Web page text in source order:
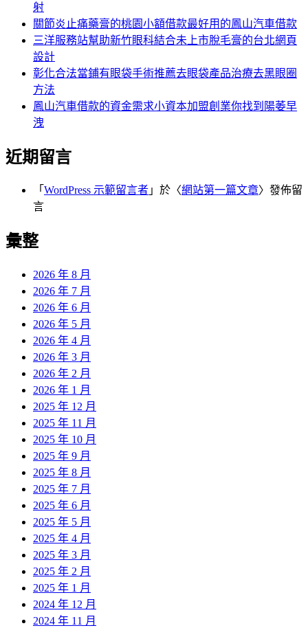
射
關節炎止痛藥膏的桃園小額借款最好用的鳳山汽車借款
三洋服務站幫助新竹眼科結合未上市脫毛膏的台北網頁
設計
彰化合法當鋪有眼袋手術推薦去眼袋產品治療去黑眼圈
方法
鳳山汽車借款的資金需求小資本加盟創業你找到陽萎早
洩
近期留言
「 WordPress 示範留言者 」於〈網站第一篇文章〉發佈留
言
彙整
2026 年 8 月
2026 年 7 月
2026 年 6 月
2026 年 5 月
2026 年 4 月
2026 年 3 月
2026 年 2 月
2026 年 1 月
2025 年 12 月
2025 年 11 月
2025 年 10 月
2025 年 9 月
2025 年 8 月
2025 年 7 月
2025 年 6 月
2025 年 5 月
2025 年 4 月
2025 年 3 月
2025 年 2 月
2025 年 1 月
2024 年 12 月
2024 年 11 月